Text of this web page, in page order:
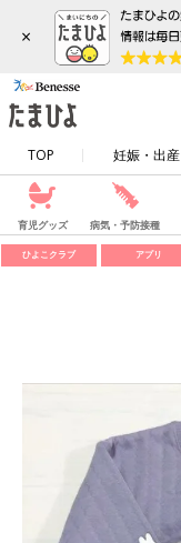
×
TOP 妊娠・出産
育児グッズ 病気・予防接種
ひよこクラブ アプリ